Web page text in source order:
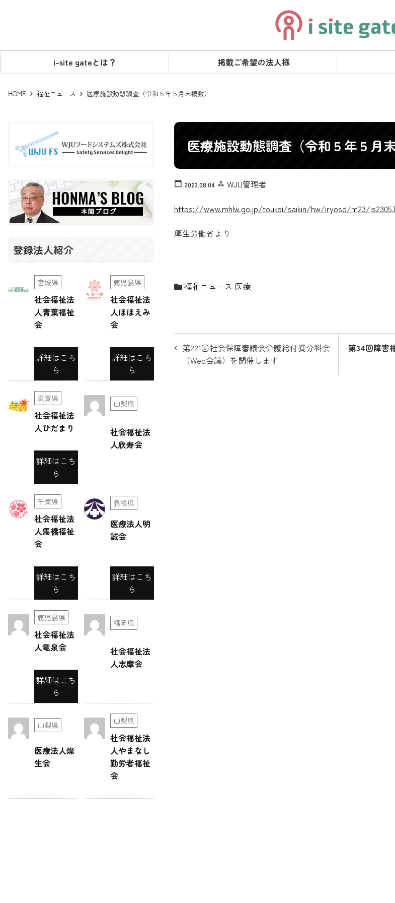
i-site gateとは？ 掲載ご希望の法人様
HOME 福祉ニュース 医療施設動態調査（令和５年５月末概数）
医療施設動態調査（令和５年５月末
calendar_today 2023.08.04 person_outline WJU管理者
https://www.mhlw.go.jp/toukei/saikin/hw/iryosd/m23/
厚生労働省より
福祉ニュース 医療
投
第34回障害
第221回社会保障審議会介護給付費分科会
（Web会議）を開催します
登録法人紹介
宮城県
社会福祉法
人青葉福祉
会
詳細はこち
ら
鹿児島県
社会福祉法
人ほほえみ
会
詳細はこち
ら
滋賀県
社会福祉法
人ひだまり
詳細はこち
ら
山梨県
社会福祉法
人欣寿会
千葉県
社会福祉法
人馬橋福祉
会
詳細はこち
ら
島根県
医療法人明
誠会
詳細はこち
ら
鹿児島県
社会福祉法
人竜泉会
詳細はこち
ら
福岡県
社会福祉法
人志摩会
山梨県
医療法人燦
生会
山梨県
社会福祉法
人やまなし
勤労者福祉
会